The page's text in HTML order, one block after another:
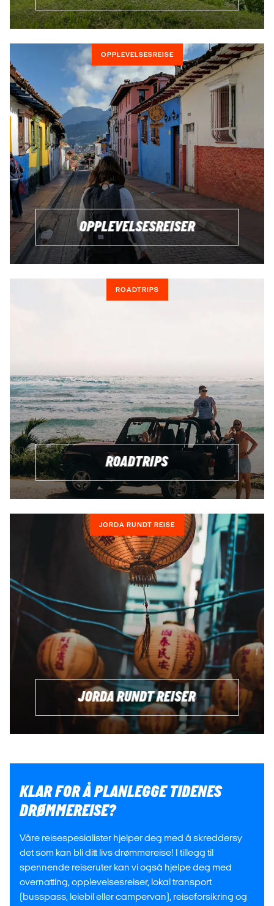
OPPLEVELSESREISE
OPPLEVELSESREISER
ROADTRIPS
ROADTRIPS
JORDA RUNDT REISE
JORDA RUNDT REISER
KLAR FOR Å PLANLEGGE TIDENES
DRØMMEREISE?
Våre reisespesialister hjelper deg med å skreddersy
det som kan bli ditt livs drømmereise! I tillegg til
spennende reiseruter kan vi også hjelpe deg med
overnatting, opplevelsesreiser, lokal transport
(busspass, leiebil eller campervan), reiseforsikring og